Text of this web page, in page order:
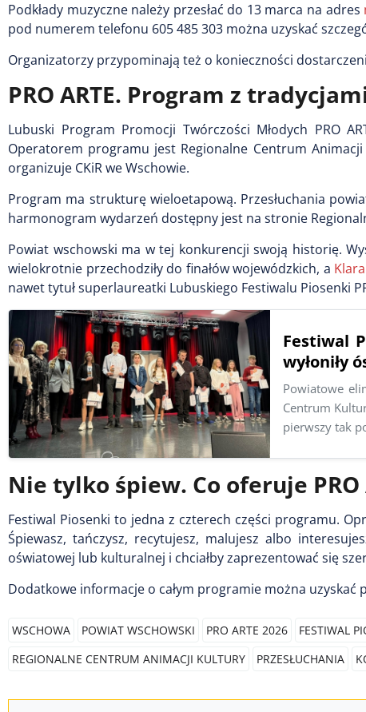
Podkłady muzyczne należy przesłać do 13 marca na adres
pod numerem telefonu 605 485 303 można uzyskać
Organizatorzy przypominają też o konieczności
PRO ARTE. Program z
Lubuski Program Promocji Twórczości Młodych PRO
Operatorem programu jest Regionalne Centrum
organizuje CKiR we Wschowie.
Program ma strukturę wieloetapową. Przesłuchania
harmonogram wydarzeń dostępny jest na stronie
Powiat wschowski ma w tej konkurencji swoją historię.
wielokrotnie przechodziły do finałów wojewódzkich, a
nawet tytuł superlaureatki Lubuskiego Festiwalu Piosenki
Festiwal
wyłoniły
Powiatowe
Centrum
pierwszy tak
Nie tylko śpiew. Co oferuje PRO
Festiwal Piosenki to jedna z czterech części programu.
Śpiewasz, tańczysz, recytujesz, malujesz albo
oświatowej lub kulturalnej i chciałby zaprezentować się
Dodatkowe informacje o całym programie można uzyskać
WSCHOWA POWIAT WSCHOWSKI PRO ARTE 2026 FESTIWAL
REGIONALNE CENTRUM ANIMACJI KULTURY
PRZESŁUCHANIA